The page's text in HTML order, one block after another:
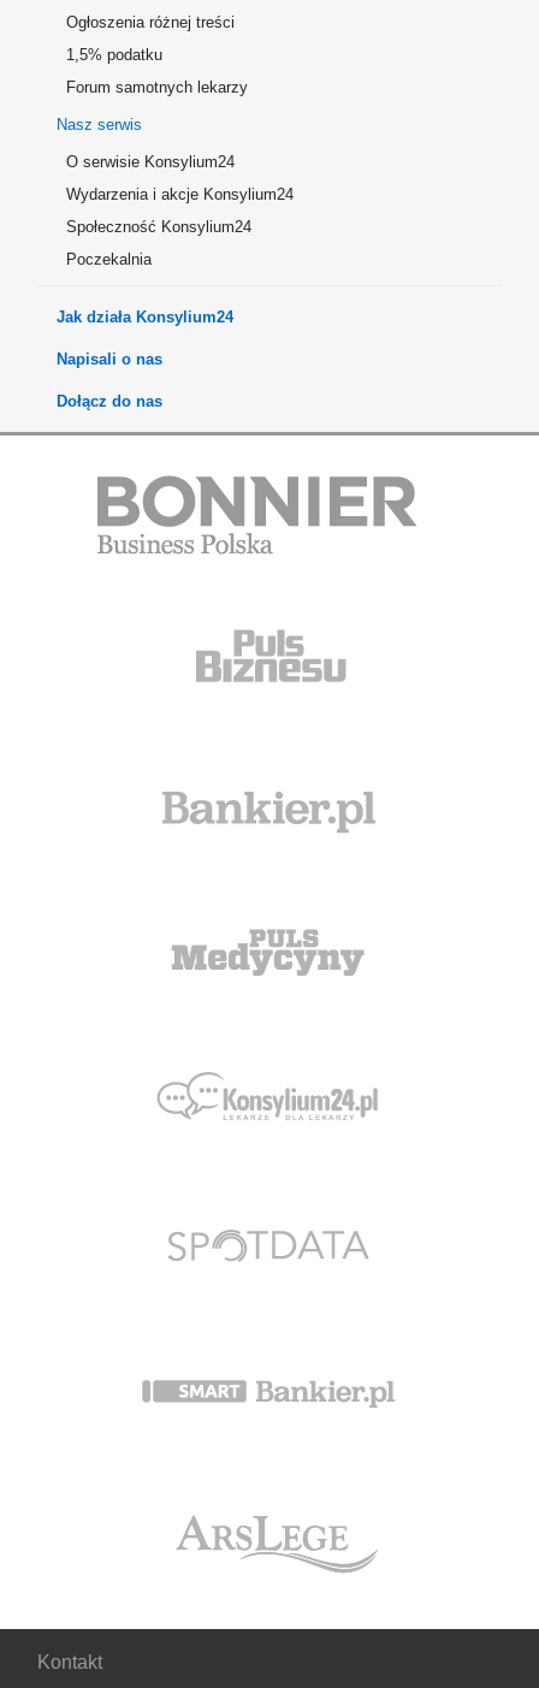
Ogłoszenia różnej treści
1,5% podatku
Forum samotnych lekarzy
Nasz serwis
O serwisie Konsylium24
Wydarzenia i akcje Konsylium24
Społeczność Konsylium24
Poczekalnia
Jak działa Konsylium24
Napisali o nas
Dołącz do nas
Kontakt